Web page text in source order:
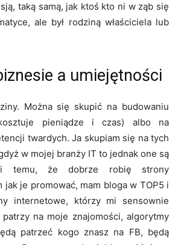
taką samą, jak ktoś kto ni w ząb się
ale był rodziną właściciela lub
a umiejętności
Można się skupić na budowaniu
pieniądze i czas) albo na
twardych. Ja skupiam się na tych
w mojej branży IT to jednak one są
temu, że dobrze robię strony
je promować, mam bloga w TOP5 i
internetowe, którzy mi sensownie
patrzy na moje znajomości, algorytmy
patrzeć kogo znasz na FB, będą